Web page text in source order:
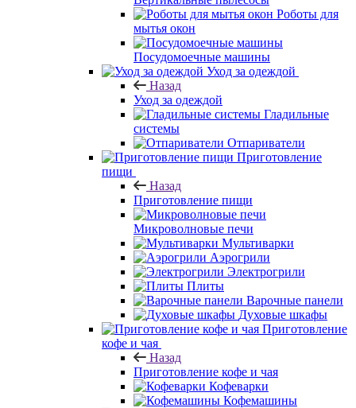
Роботы для
мытья окон
Посудомоечные машины
Уход за одеждой
Назад
Уход за одеждой
Гладильные
системы
Отпариватели
Приготовление
пищи
Назад
Приготовление пищи
Микроволновые печи
Мультиварки
Аэрогрили
Электрогрили
Плиты
Варочные панели
Духовые шкафы
Приготовление
кофе и чая
Назад
Приготовление кофе и чая
Кофеварки
Кофемашины